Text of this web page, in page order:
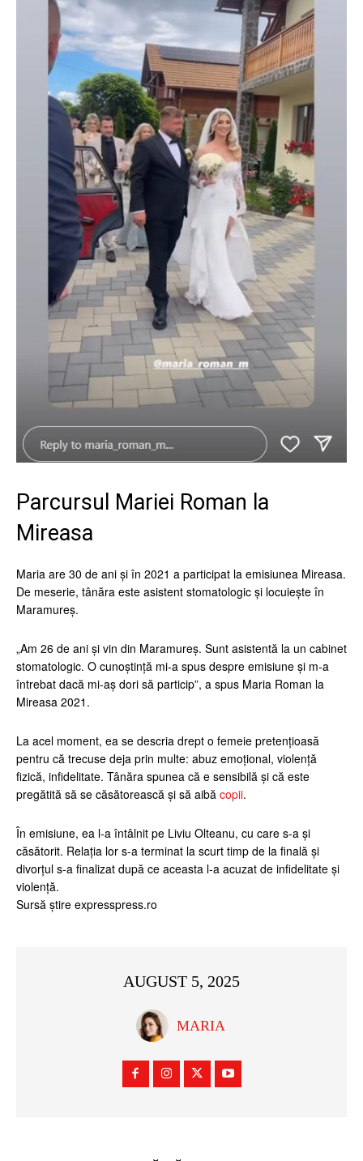
Parcursul Mariei Roman la
Mireasa
Maria are 30 de ani și în 2021 a participat la emisiunea Mireasa.
De meserie, tânăra este asistent stomatologic și locuiește în
Maramureș.
„Am 26 de ani și vin din Maramureș. Sunt asistentă la un cabinet
stomatologic. O cunoștință mi-a spus despre emisiune și m-a
întrebat dacă mi-aș dori să particip”, a spus Maria Roman la
Mireasa 2021.
La acel moment, ea se descria drept o femeie pretențioasă
pentru că trecuse deja prin multe: abuz emoțional, violență
fizică, infidelitate. Tânăra spunea că e sensibilă și că este
pregătită să se căsătorească și să aibă copii.
În emisiune, ea l-a întâlnit pe Liviu Olteanu, cu care s-a și
căsătorit. Relația lor s-a terminat la scurt timp de la finală și
divorțul s-a finalizat după ce aceasta l-a acuzat de infidelitate și
violență.
Sursă știre expresspress.ro
AUGUST 5, 2025
MARIA